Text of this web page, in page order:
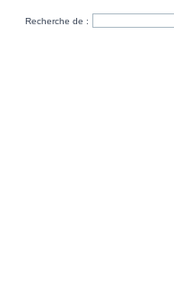
Recherche de :